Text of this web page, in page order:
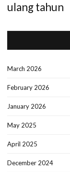
ulang tahun
March 2026
February 2026
January 2026
May 2025
April 2025
December 2024